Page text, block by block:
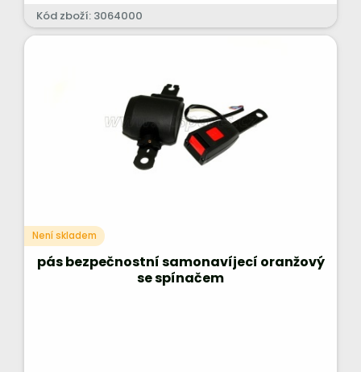
Kód zboží: 3064000
Není skladem
pás bezpečnostní samonavíjecí oranžový
se spínačem